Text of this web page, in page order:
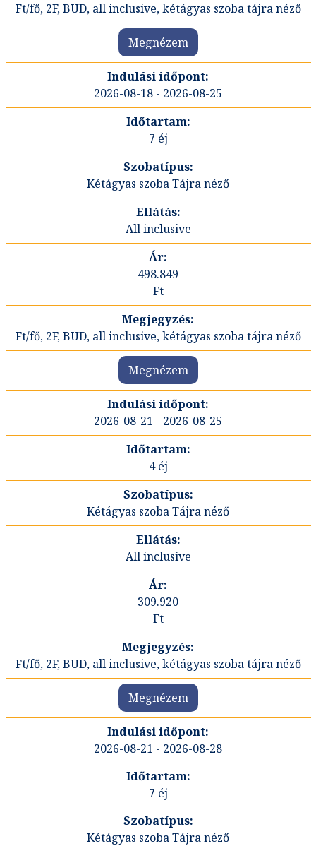
Ft/fő, 2F, BUD, all inclusive, kétágyas szoba tájra néző
Megnézem
2026-08-18 - 2026-08-25
7 éj
Kétágyas szoba Tájra néző
All inclusive
498.849
Ft
Ft/fő, 2F, BUD, all inclusive, kétágyas szoba tájra néző
Megnézem
2026-08-21 - 2026-08-25
4 éj
Kétágyas szoba Tájra néző
All inclusive
309.920
Ft
Ft/fő, 2F, BUD, all inclusive, kétágyas szoba tájra néző
Megnézem
2026-08-21 - 2026-08-28
7 éj
Kétágyas szoba Tájra néző